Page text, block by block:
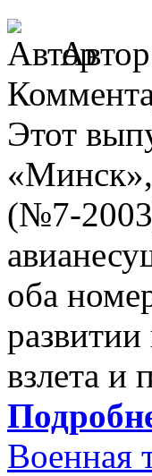
Этот
(№7-
оба
развитии
взлета и
Военная